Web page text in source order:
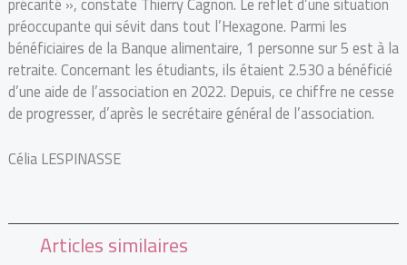
préoccupante qui sévit dans tout l’Hexagone. Parmi les
bénéficiaires de la Banque alimentaire, 1 personne sur 5 est à la
retraite. Concernant les étudiants, ils étaient 2.530 a bénéficié
d’une aide de l’association en 2022. Depuis, ce chiffre ne cesse
de progresser, d’après le secrétaire général de l’association.
CéliaLESPINASSE
Articles similaires